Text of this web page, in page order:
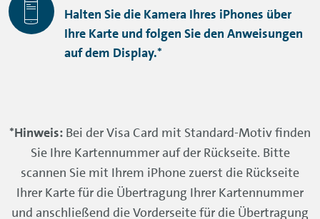
Halten Sie die Kamera Ihres iPhones über
Ihre Karte und folgen Sie den Anweisungen
auf dem Display.*
*Hinweis: Bei der Visa Card mit Standard-Motiv finden
Sie Ihre Kartennummer auf der Rückseite. Bitte
scannen Sie mit Ihrem iPhone zuerst die Rückseite
Ihrer Karte für die Übertragung Ihrer Kartennummer
und anschließend die Vorderseite für die Übertragung